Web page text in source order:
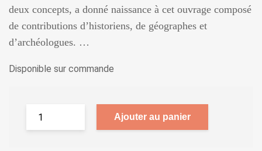
deux concepts, a donné naissance à cet ouvrage composé
de contributions d’historiens, de géographes et
d’archéologues. …
Disponible sur commande
Ajouter au panier